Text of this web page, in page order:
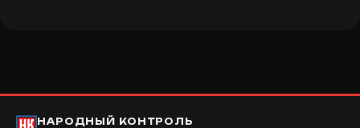
НАРОДНЫЙ КОНТРОЛЬ